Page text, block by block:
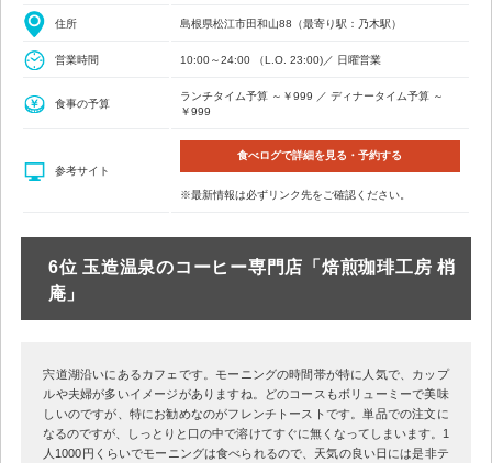
住所 島根県松江市田和山88（最寄り駅：乃木駅）
営業時間 10:00～24:00 （L.O. 23:00)／ 日曜営業
食事の予算
ランチタイム予算 ～￥999 ／ ディナータイム予算 ～
￥999
参考サイト
食べログで詳細を見る・予約する
※最新情報は必ずリンク先をご確認ください。
6位 玉造温泉のコーヒー専門店「焙煎珈琲工房 梢
庵」
宍道湖沿いにあるカフェです。モーニングの時間帯が特に人気で、カップ
ルや夫婦が多いイメージがありますね。どのコースもボリューミーで美味
しいのですが、特にお勧めなのがフレンチトーストです。単品での注文に
なるのですが、しっとりと口の中で溶けてすぐに無くなってしまいます。1
人1000円くらいでモーニングは食べられるので、天気の良い日には是非テ